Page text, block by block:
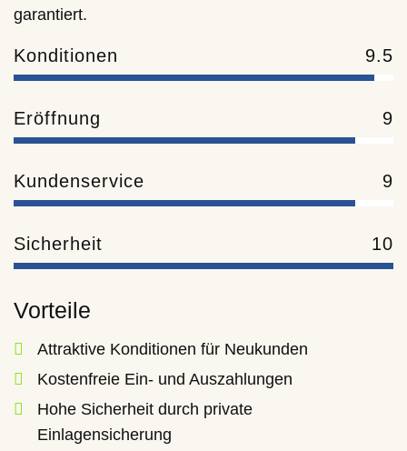
garantiert.
Konditionen 9.5
Eröffnung 9
Kundenservice 9
Sicherheit 10
Vorteile
Attraktive Konditionen für Neukunden
Kostenfreie Ein- und Auszahlungen
Hohe Sicherheit durch private
Einlagensicherung